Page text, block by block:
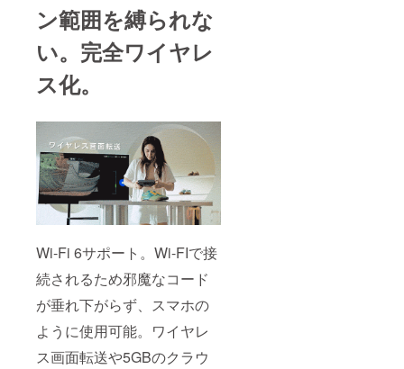
ン範囲を縛られな
い。完全ワイヤレ
ス化。
Wi-Fi 6サポート。Wi-FIで接
続されるため邪魔なコード
が垂れ下がらず、スマホの
ように使用可能。ワイヤレ
ス画面転送や5GBのクラウ